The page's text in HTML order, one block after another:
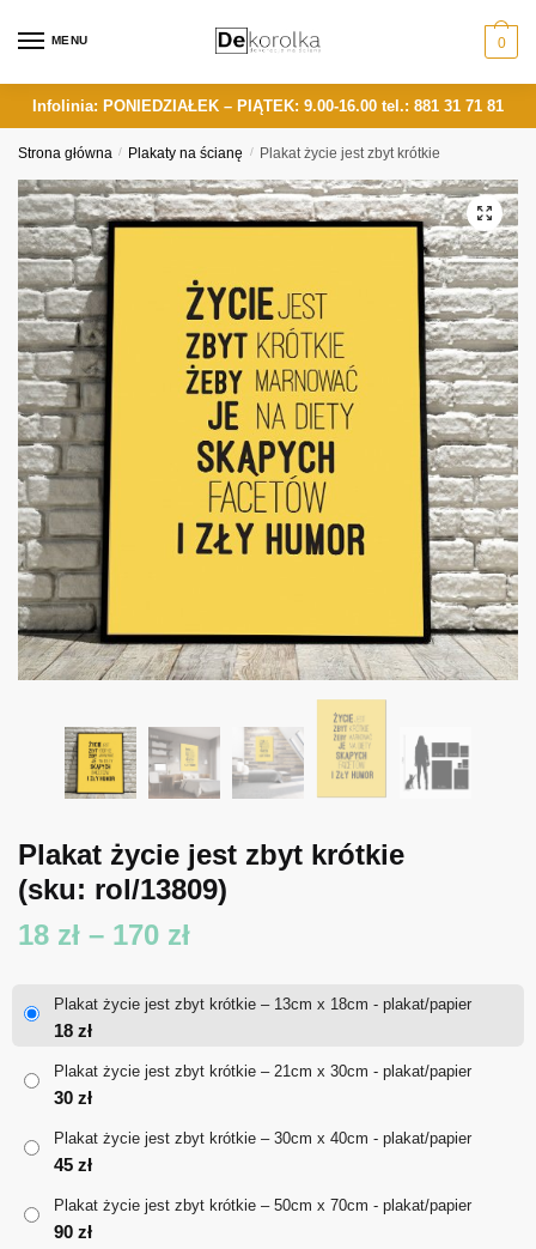
MENU 0
Infolinia: PONIEDZIAŁEK – PIĄTEK: 9.00-16.00 tel.: 881 31 71 81
Strona główna / Plakaty na ścianę / Plakat życie jest zbyt krótkie
Plakat życie jest zbyt krótkie
(sku: rol/13809)
18 zł – 170 złZakres
od
18 zł
Plakat życie jest zbyt krótkie – 13cm x 18cm - plakat/papier
18 zł
Plakat życie jest zbyt krótkie – 21cm x 30cm - plakat/papier
30 zł
Plakat życie jest zbyt krótkie – 30cm x 40cm - plakat/papier
45 zł
Plakat życie jest zbyt krótkie – 50cm x 70cm - plakat/papier
90 zł